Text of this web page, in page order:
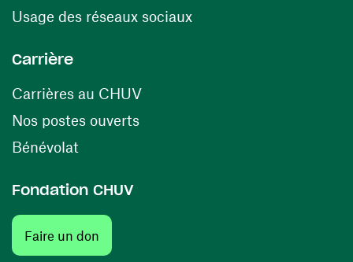
Usage des réseaux sociaux(ouvre une nouvelle
Carrière
Carrières au CHUV(ouvre une nouvelle fenêtre)
Nos postes ouverts(ouvre une nouvelle fenêtre)
Bénévolat
Fondation CHUV
Faire un don